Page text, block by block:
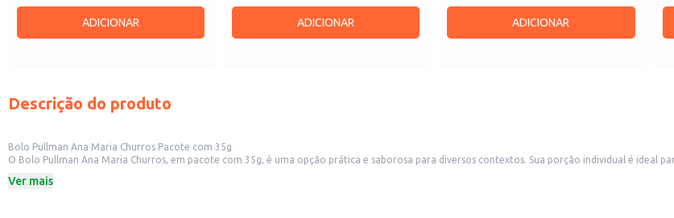
ADICIONAR ADICIONAR ADICIONAR
Descrição do produto
Bolo Pullman Ana Maria Churros Pacote com 35g
O Bolo Pullman Ana Maria Churros, em pacote com 35g, é uma opção prática e saborosa para diversos contextos. Sua porção individual é ideal para consumo imediato, tornando-o perfeito para estabelecimentos comerciais como
Dicas de uso:
Ver mais